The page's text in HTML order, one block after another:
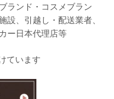
ランド・コスメブラン
設、引越し・配送業者、
ー日本代理店等
ています